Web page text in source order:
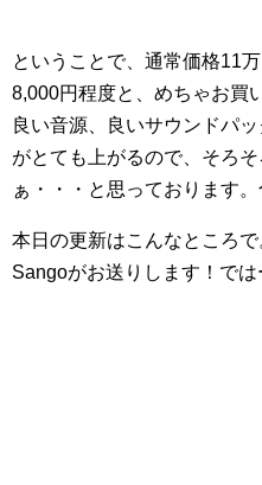
ということで、通常価格11
8,000円程度と、めちゃお買
良い音源、良いサウンドパ
がとても上がるので、そろ
ぁ・・・と思っております。
本日の更新はこんなところ
Sangoがお送りします！では